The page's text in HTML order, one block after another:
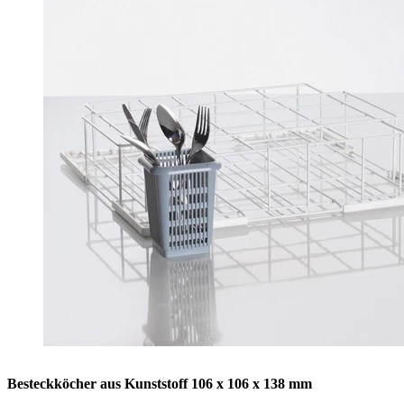
Besteckköcher aus Kunststoff 106 x 106 x 138 mm